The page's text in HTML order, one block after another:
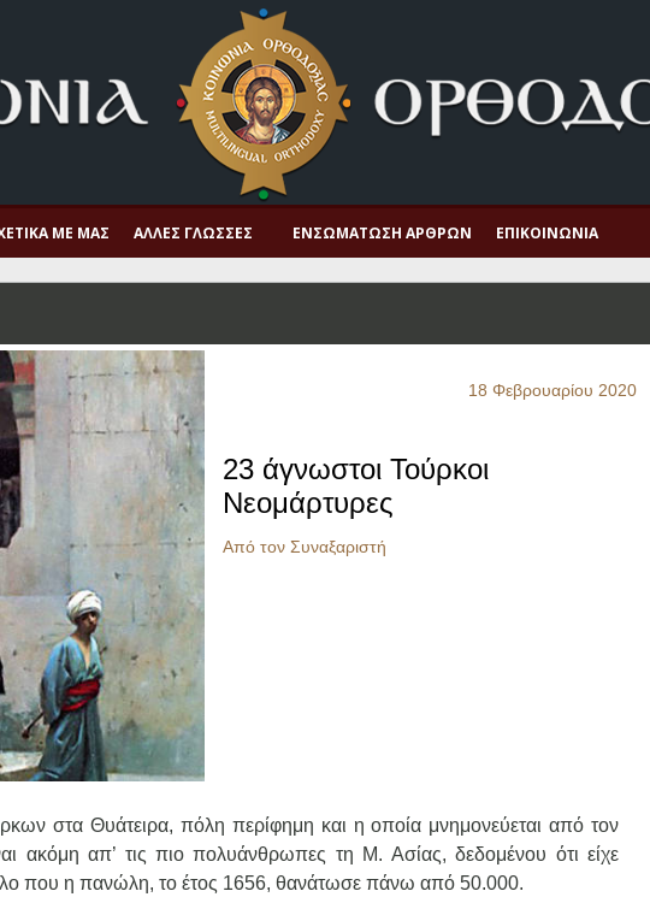
ΜΕ ΜΑΣ ΆΛΛΕΣ ΓΛΏΣΣΕΣ ΕΝΣΩΜΆΤΩΣΗ ΆΡΘΡΩΝ ΕΠΙΚΟΙΝΩΝΊΑ
18 Φεβρουαρίου 2020
23 άγνωστοι Τούρκοι
Νεομάρτυρες
Από τον Συναξαριστή
στα Θυάτειρα, πόλη περίφημη και η οποία μνημονεύεται από τον
ακόμη απ’ τις πιο πολυάνθρωπες τη Μ. Ασίας, δεδομένου ότι είχε
που η πανώλη, το έτος 1656, θανάτωσε πάνω από 50.000.